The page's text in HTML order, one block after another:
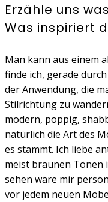
Erzähle uns
Was inspiriert
Man kann aus einem
finde ich, gerade
der Anwendung, die
Stilrichtung zu
modern, poppig,
natürlich die Art des
es stammt. Ich liebe
meist braunen Tönen
sehen wäre mir
vor jedem neuen